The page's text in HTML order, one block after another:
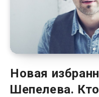
Новая
Шепелева.